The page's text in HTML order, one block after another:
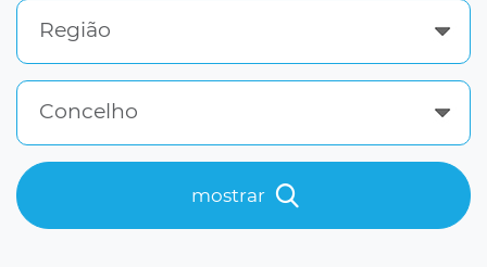
Região
Concelho
mostrar